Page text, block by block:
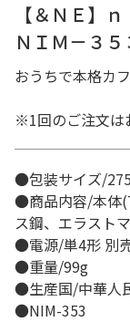
【＆ＮＥ】
ＮＩＭ－３５
おうちで本格カ
※1回のご注文は
●包装サイズ/
●商品内容/本体
ス鋼、エラスト
●電源/単4形 別
●重量/99g
●生産国/中華人
●NIM-353